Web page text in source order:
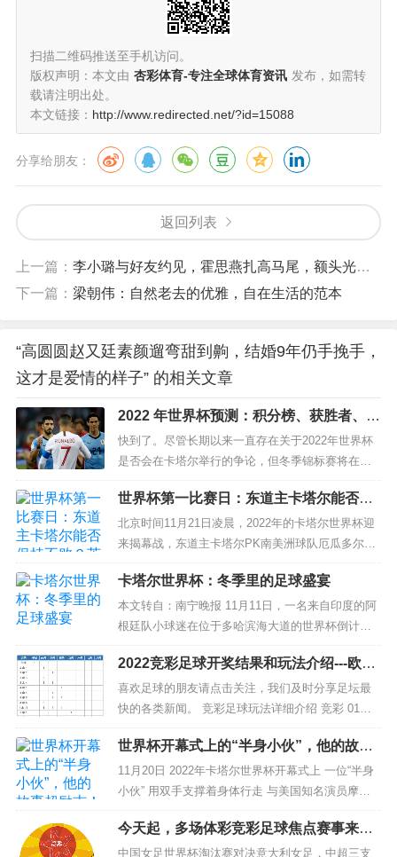
白：婚姻并非童话，而是两人携手面对柴米油盐；爱情无
需轰轰烈烈，而是在细水长流中愈发珍贵。
在这个快节奏的社会，我们见过太多速食爱情，听过太多
婚姻破裂的消息。而高圆圆和赵又廷用9年的相守告诉我
们：真爱经得起时间的考验，幸福就藏在最平凡的日常
里。
你相守，老了还能手挽着手一起散步。无需惊天动地，只
扫描二维码推送至手机访问。
版权声明：本文由 杏彩体育-专注全球体育资讯 发布，如需转
载请注明出处。
本文链接： http://www.redirected.net/?id=15088
分享给朋友：
返回列表
上一篇： 李小璐与好友约见，霍思燕扎高马尾，额头光滑，44岁依然显年轻
下一篇： 梁朝伟：自然老去的优雅，自在生活的范本
“高圆圆赵又廷素颜遛弯甜到齁，结婚9年仍手挽手，
这才是爱情的样子” 的相关文章
2022 年世界杯预测：积分榜、获胜者、奖
项、USMNT 命运
快到了。尽管长期以来一直存在关于2022年世界杯
是否会在卡塔尔举行的争论，但冬季锦标赛将在接
下来的五周内登陆中东球场。 赛季中期的时间带来
了很多阴谋和伤病，但随着巴西、法国和英格兰争
夺世界杯冠军，仍然有很多传统的夺冠热门。 也有
像加拿大和（有点）美国男子国家队这样的新面
孔，...
世界杯第一比赛日：东道主卡塔尔能否保
持不败？英格兰PK伊朗
北京时间11月21日凌晨，2022年的卡塔尔世界杯迎
来揭幕战，东道主卡塔尔PK南美洲球队厄瓜多尔，
B组的英格兰也会迎来亮相，第一轮PK亚洲劲旅波
斯铁骑伊朗队！ 卡塔尔19年亚洲杯冠军 卡塔尔队...
卡塔尔世界杯：冬季里的足球盛宴
本文转自：南宁晚报 11月11日，一名来自印度的阿
根廷队小球迷在位于多哈滨海大道的世界杯倒计时
钟旁留影新华社发...
2022竞彩足球开奖结果和玩法介绍---欧冠
赛程
喜欢足球的朋友请点击关注，我们及时分享足坛最
快的各类新闻。 竞彩足球玩法详细介绍 竞彩 01、
胜平负玩法 竞猜两支场队在全场90分钟内（含伤停
补时）的胜平负结果进行投注。 02、让球胜平负 竞
彩 03、比分 竞彩...
世界杯开幕式上的“半身小伙”，他的故事
超励志！
11月20日 2022年卡塔尔世界杯开幕式上 一位“半身
小伙” 用双手支撑着身体行走 与美国知名演员摩根·
弗里曼从容对话 他的出现赢得全场欢呼 震撼了无数
人 他是谁？ 这位“半身小伙”名叫 加尼姆·阿尔·穆夫
塔...
今天起，多场体彩竞彩足球焦点赛事来
袭，你pick哪一款？
中国女足世界杯淘汰赛对决意大利女足，中超三支